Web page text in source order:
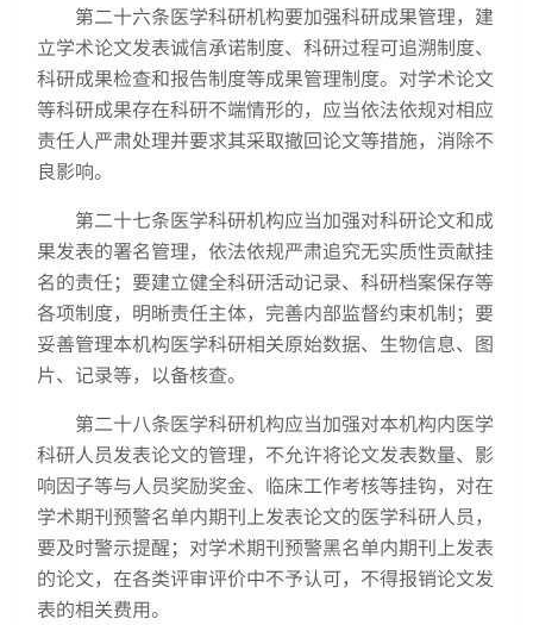
第二十六条医学科研机构要加强科研成果管理，建
立学术论文发表诚信承诺制度、科研过程可追溯制度、
科研成果检查和报告制度等成果管理制度。对学术论文
等科研成果存在科研不端情形的，应当依法依规对相应
责任人严肃处理并要求其采取撤回论文等措施，消除不
良影响。
第二十七条医学科研机构应当加强对科研论文和成
果发表的署名管理，依法依规严肃追究无实质性贡献挂
名的责任；要建立健全科研活动记录、科研档案保存等
各项制度，明晰责任主体，完善内部监督约束机制；要
妥善管理本机构医学科研相关原始数据、生物信息、图
片、记录等，以备核查。
第二十八条医学科研机构应当加强对本机构内医学
科研人员发表论文的管理，不允许将论文发表数量、影
响因子等与人员奖励奖金、临床工作考核等挂钩，对在
学术期刊预警名单内期刊上发表论文的医学科研人员，
要及时警示提醒；对学术期刊预警黑名单内期刊上发表
的论文，在各类评审评价中不予认可，不得报销论文发
表的相关费用。